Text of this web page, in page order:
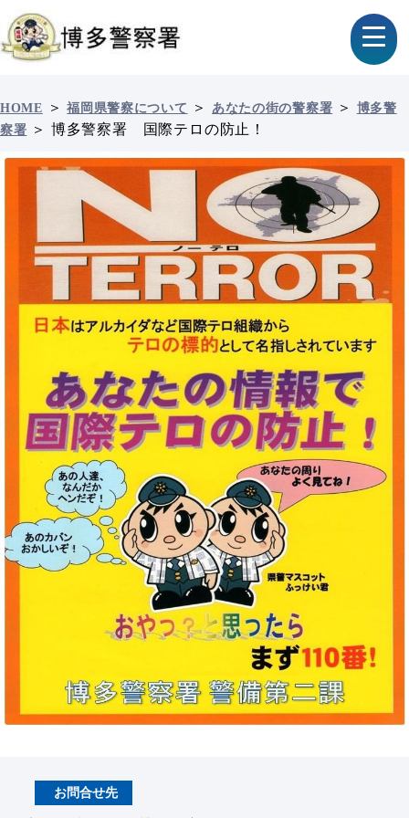
HOME ＞福岡県警察について ＞ あなたの街の警察署 ＞ 博多警
察署 ＞ 博多警察署 国際テロの防止！
お問合せ先